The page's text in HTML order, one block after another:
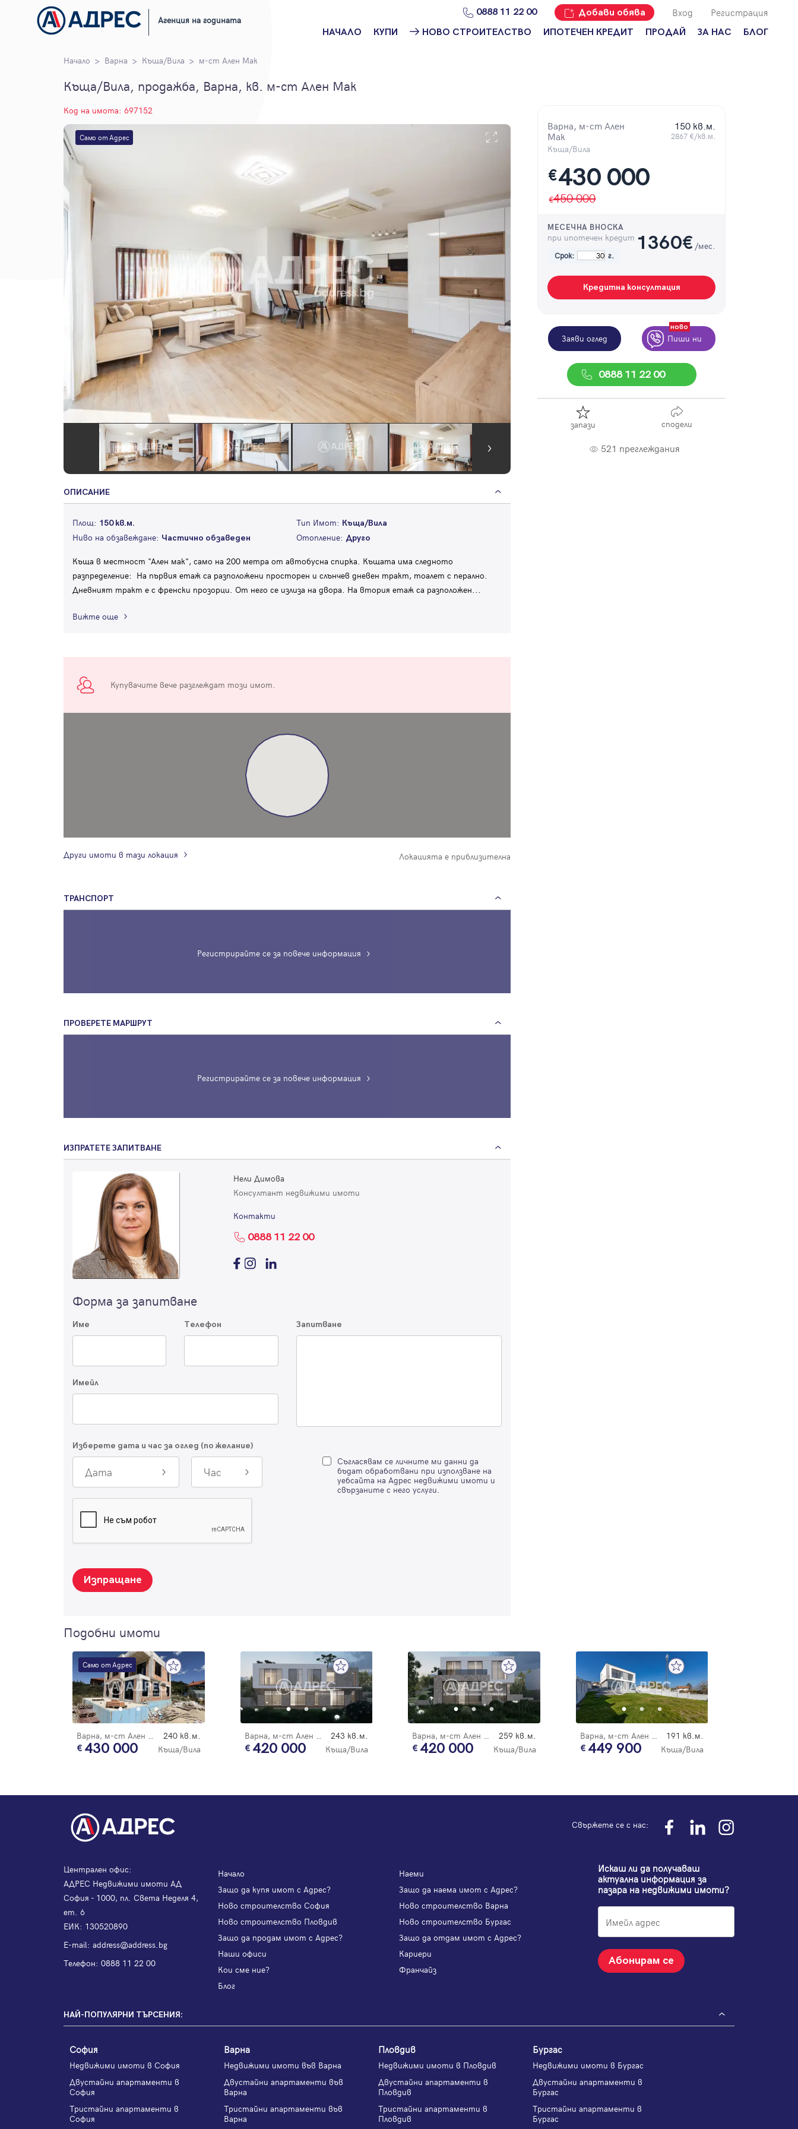
Агенция на годината
0888 11 22 00 Добави обява Вход Регистрация
НАЧАЛО КУПИ НОВО СТРОИТЕЛСТВО
строителство
Бургас
Проекти ново
строителство
ИПОТЕЧЕН КРЕДИТ ПРОДАЙ ЗА НАС
Мениджмънт
БЛОГ
Начало Варна Къща/Вила м-ст Ален Мак
Къща/Вила, продажба, Варна, кв. м-ст Ален Мак
Код на имота: 697152
Само от Адрес
Варна, м-ст Ален
Мак
Къща/Вила
150 кв.м.
2867 €/кв.м.
€430 000
450 000
МЕСЕЧНА ВНОСКА
при ипотечен кредит
Срок: г.
1360€ /мес.
Кредитна консултация
Заяви оглед Пиши ни
ново
0888 11 22 00
запази сподели
521 преглеждания
ОПИСАНИЕ
Площ: 150 кв.м. Тип Имот: Къща/Вила
Ниво на обзавеждане: Частично обзаведен Отопление: Друго
Къща в местност "Ален мак", само на 200 метра от автобусна спирка. Къщата има следното
разпределение: На първия етаж са разположени просторен и слънчев дневен тракт, тоалет с перално.
Дневният тракт е с френски прозорци. От него се излиза на двора. На втория етаж са разположен...
Вижте още
Купувачите вече разглеждат този имот.
Локацията е приблизителна
Други имоти в тази локация
ТРАНСПОРТ
Регистрирайте се за повече информация
ПРОВЕРЕТЕ МАРШРУТ
Регистрирайте се за повече информация
ИЗПРАТЕТЕ ЗАПИТВАНЕ
Нели Димова
Консултант недвижими имоти
Контакти
0888 11 22 00
Форма за запитване
Име Телефон
Имейл
Запитване
Изберете дата и час за оглед (по желание)
Дата Час
Съгласявам се личните ми данни да
бъдат обработвани при използване на
уебсайта на Адрес недвижими имоти и
свързаните с него услуги.
Изпращане
Подобни имоти
Само от Адрес
240 кв.м.
430 000 Къща/Вила
243 кв.м.
420 000 Къща/Вила
259 кв.м.
420 000 Къща/Вила
191 кв.м.
449 900 Къща/Вила
Успех!
Успех!
Свържете се с нас:
Централен офис:
АДРЕС Недвижими имоти АД
София - 1000, пл. Света Неделя 4,
ет. 6
ЕИК: 130520890
Е-mail: address@address.bg
Телефон: 0888 11 22 00
Начало
Наеми
Защо да купя имот с Адрес?
Защо да наема имот с Адрес?
Ново строителство София
Ново строителство Варна
Ново строителство Пловдив
Ново строителство Бургас
Защо да продам имот с Адрес?
Защо да отдам имот с Адрес?
Наши офиси
Кариери
Кои сме ние?
Франчайз
Блог
Искаш ли да получаваш
актуална информация за
пазара на недвижими имоти?
Абонирам се
НАЙ-ПОПУЛЯРНИ ТЪРСЕНИЯ:
София
Недвижими имоти в София
Двустайни апартаменти в
София
Тристайни апартаменти в
София
Варна
Недвижими имоти във Варна
Двустайни апартаменти във
Варна
Тристайни апартаменти във
Варна
Пловдив
Недвижими имоти в Пловдив
Двустайни апартаменти в
Пловдив
Тристайни апартаменти в
Пловдив
Бургас
Недвижими имоти в Бургас
Двустайни апартаменти в
Бургас
Тристайни апартаменти в
Бургас
Вход
Влезте с профила си, за да разгледате повече снимки и да получите
по-подробна информация.
Продължи с Facebook
Забравена парола